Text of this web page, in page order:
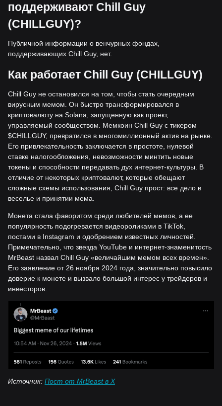
поддерживают Chill Guy
(CHILLGUY)?
Публичной информации о венчурных фондах,
поддерживающих Chill Guy, нет.
Как работает Chill Guy (CHILLGUY)
Chill Guy не остановился на том, чтобы стать очередным
вирусным мемом. Он быстро трансформировался в
криптовалюту на Solana, запущенную как проект,
управляемый сообществом. Мемкоин Chill Guy с тикером
$CHILLGUY, превратился в многомиллионный актив на рынке.
Его привлекательность заключается в простоте, нулевой
ставке налогообложения, невозможности минтить новые
токены и способности передавать дух интернет-культуры. В
отличие от некоторых криптовалют, которые обещают
сложные схемы использования, Chill Guy прост: все дело в
веселье и принятии мема.
Монета стала фаворитом среди любителей мемов, а ее
популярность подогревается видеороликами в TikTok,
постами в Instagram и одобрением известных личностей.
Примечательно, что звезда YouTube и интернет-знаменитость
MrBeast назвал Chill Guy «величайшим мемом всех времен».
Его заявление от 26 ноября 2024 года, значительно повысило
доверие к монете и вызвало большой интерес у трейдеров и
инвесторов.
Источник: Пост от MrBeast в X